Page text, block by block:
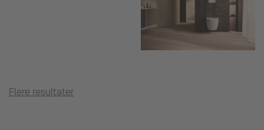
Flere resultater